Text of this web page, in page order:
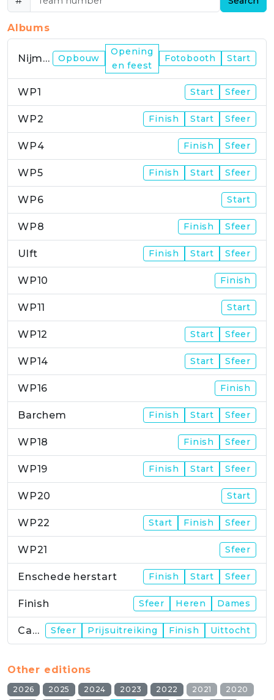
Albums
Nijmegen Opbouw
Opening
en feest
Fotobooth Start
WP1 Start Sfeer
WP2 Finish Start Sfeer
WP4 Finish Sfeer
WP5 Finish Start Sfeer
WP6 Start
WP8 Finish Sfeer
Ulft Finish Start Sfeer
WP10 Finish
WP11 Start
WP12 Start Sfeer
WP14 Start Sfeer
WP16 Finish
Barchem Finish Start Sfeer
WP18 Finish Sfeer
WP19 Finish Start Sfeer
WP20 Start
WP22 Start Finish Sfeer
WP21 Sfeer
Enschede herstart Finish Start Sfeer
Finish Sfeer Heren Dames
Campus Sfeer Prijsuitreiking Finish Uittocht
Other editions
2026 2025 2024 2023 2022 2021
2020